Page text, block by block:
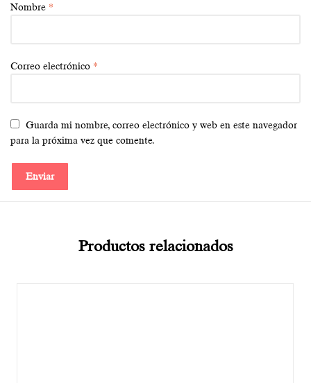
Nombre *
Correo electrónico *
Guarda mi nombre, correo electrónico y web en este navegador
para la próxima vez que comente.
Productos relacionados